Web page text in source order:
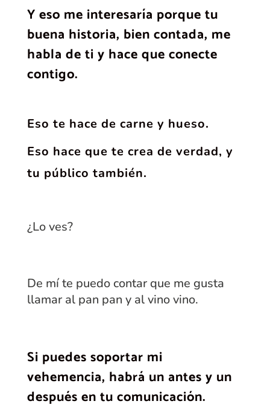
Y eso me interesaría porque tu
buena historia, bien contada, me
habla de ti y hace que conecte
contigo.
Eso te hace de carne y hueso.
Eso hace que te crea de verdad, y
tu público también.
¿Lo ves?
De mí te puedo contar que me gusta
llamar al pan pan y al vino vino.
Si puedes soportar mi
vehemencia, habrá un antes y un
después en tu comunicación.